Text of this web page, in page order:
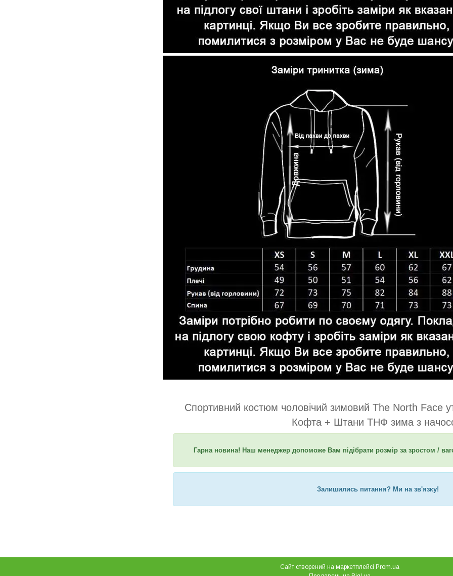
Спортивний костюм чоловічий зимовий The North Face
Кофта + Штани ТНФ зима з
Гарна новина! Наш менеджер допоможе Вам підібрати розмір за зростом /
Залишились питання? Ми на зв'язку!
Сайт створений на маркетплейсі Prom.ua